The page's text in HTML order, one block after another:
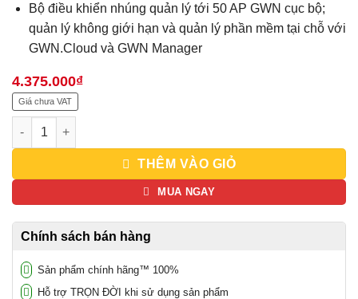
Bộ điều khiển nhúng quản lý tới 50 AP GWN cục bộ;
quản lý không giới hạn và quản lý phần mềm tại chỗ với
GWN.Cloud và GWN Manager
4.375.000₫
Giá chưa VAT
Thiết bị wifi Grandstream GWN7605LR, 100+ user, Sử dụng
THÊM VÀO GIỎ
MUA NGAY
Chính sách bán hàng
Sản phẩm chính hãng™ 100%
Hỗ trợ TRỌN ĐỜI khi sử dụng sản phẩm